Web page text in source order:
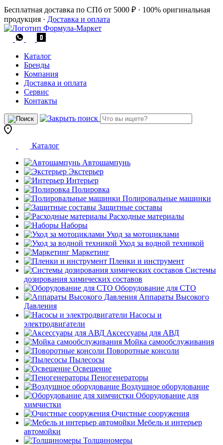
Бесплатная доставка по СПб от 5000 ₽ · 100% оригинальная
продукция · Доставка и оплата
Каталог
Бренды
Компания
Доставка и оплата
Сервис
Контакты
Каталог
Автошампунь
Экстерьер
Интерьер
Полировка
Полировальные машинки
Защитные составы
Расходные материалы
Наборы
Уход за мотоциклами
Уход за водной техникой
Маркетинг
Пленки и инструмент
Системы
дозирования химических составов
Оборудование для СТО
Аппараты Высокого
Давления
Насосы и
электродвигатели
Аксессуары для АВД
Мойка самообслуживания
Поворотные консоли
Пылесосы
Освещение
Пеногенераторы
Воздушное оборудование
Оборудование для
химчистки
Очистные сооружения
Мебель и интерьер
автомойки
Толщиномеры